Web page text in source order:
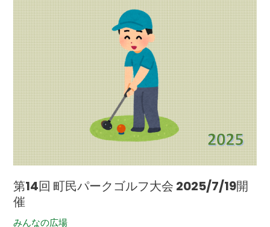
第14回 町民パークゴルフ大会 2025/7/19開
催
みんなの広場
14
回
町
民
パ
ー
ク
ゴ
ル
フ
大
会
2025/7/19
開